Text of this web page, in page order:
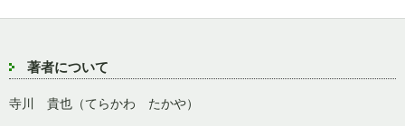
ー
ョ
ン
著者について
寺川 貴也（てらかわ たかや）